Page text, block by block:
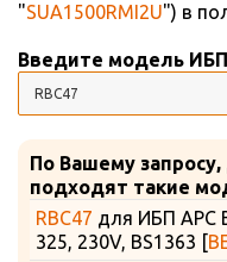
"SUA1500RMI2U") в
Введите модель
По Вашему
подходят такие
RBC47 для ИБП APC
325, 230V, BS1363 [